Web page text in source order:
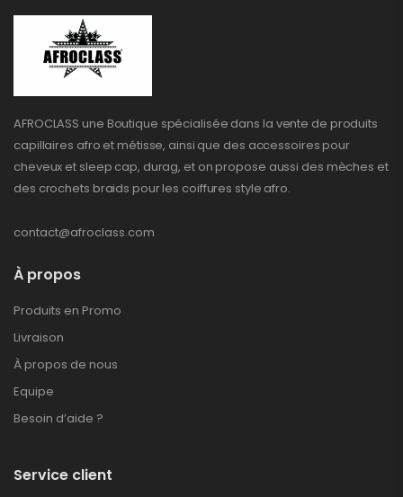
AFROCLASS une Boutique spécialisée dans la vente de produits
capillaires afro et métisse, ainsi que des accessoires pour
cheveux et sleep cap, durag, et on propose aussi des mèches et
des crochets braids pour les coiffures style afro.
contact@afroclass.com
À propos
Produits en Promo
Livraison
À propos de nous
Equipe
Besoin d’aide ?
Service client